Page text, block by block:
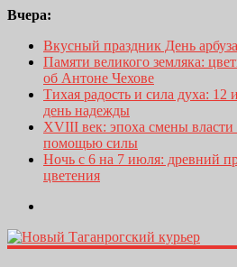
Вчера:
Вкусный праздник День
Памяти великого земляка:
об Антоне Чехове
Тихая радость и сила духа:
день надежды
XVIII век: эпоха смены власти
помощью силы
Ночь с 6 на 7 июля: древний
цветения